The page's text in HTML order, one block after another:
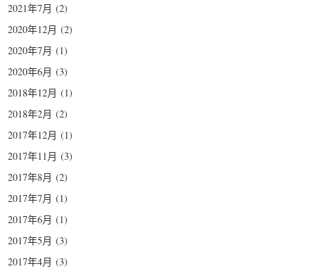
2021年7月 (2)
2020年12月 (2)
2020年7月 (1)
2020年6月 (3)
2018年12月 (1)
2018年2月 (2)
2017年12月 (1)
2017年11月 (3)
2017年8月 (2)
2017年7月 (1)
2017年6月 (1)
2017年5月 (3)
2017年4月 (3)